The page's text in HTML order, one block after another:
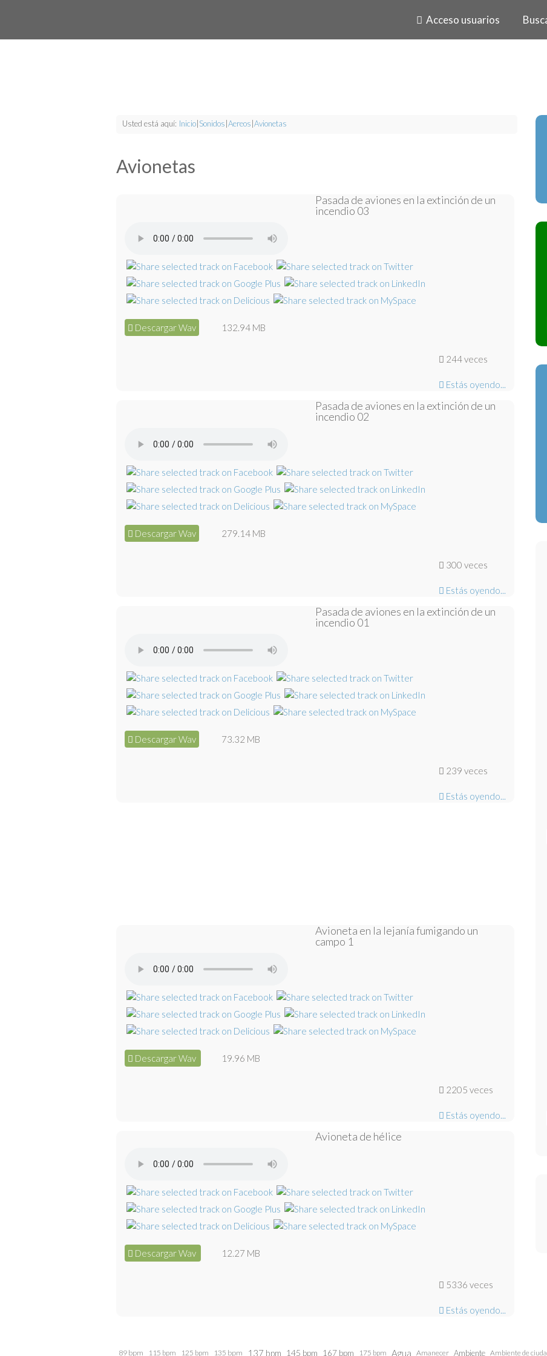
Acceso usuarios
Usted está aquí: Inicio Sonidos Aereos Avionetas
Avionetas
Pasada de aviones en la extinción de un
incendio 03
Descargar Wav 132.94 MB
244 veces
Estás oyendo...
Pasada de aviones en la extinción de un
incendio 02
Descargar Wav 279.14 MB
300 veces
Estás oyendo...
Pasada de aviones en la extinción de un
incendio 01
Descargar Wav 73.32 MB
239 veces
Estás oyendo...
Avioneta en la lejanía fumigando un
campo 1
Descargar Wav 19.96 MB
2205 veces
Estás oyendo...
Avioneta de hélice
Descargar Wav 12.27 MB
5336 veces
Estás oyendo...
89 bpm 115 bpm 125 bpm 135 bpm 137 bpm 145 bpm 167 bpm 175 bpm Agua Amanecer Ambiente Ambiente de